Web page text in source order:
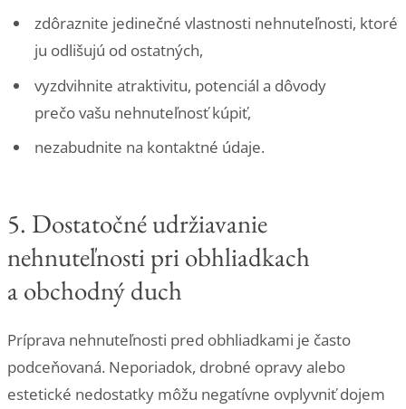
zdôraznite jedinečné vlastnosti nehnuteľnosti, ktoré
ju odlišujú od ostatných,
vyzdvihnite atraktivitu, potenciál a dôvody
prečo vašu nehnuteľnosť kúpiť,
nezabudnite na kontaktné údaje.
5. Dostatočné udržiavanie
nehnuteľnosti pri obhliadkach
a obchodný duch
Príprava nehnuteľnosti pred obhliadkami je často
podceňovaná. Neporiadok, drobné opravy alebo
estetické nedostatky môžu negatívne ovplyvniť dojem